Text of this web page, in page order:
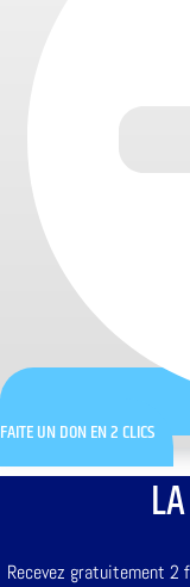
FAITE UN DON EN 2 CLICS
Recevez gratuitement 2